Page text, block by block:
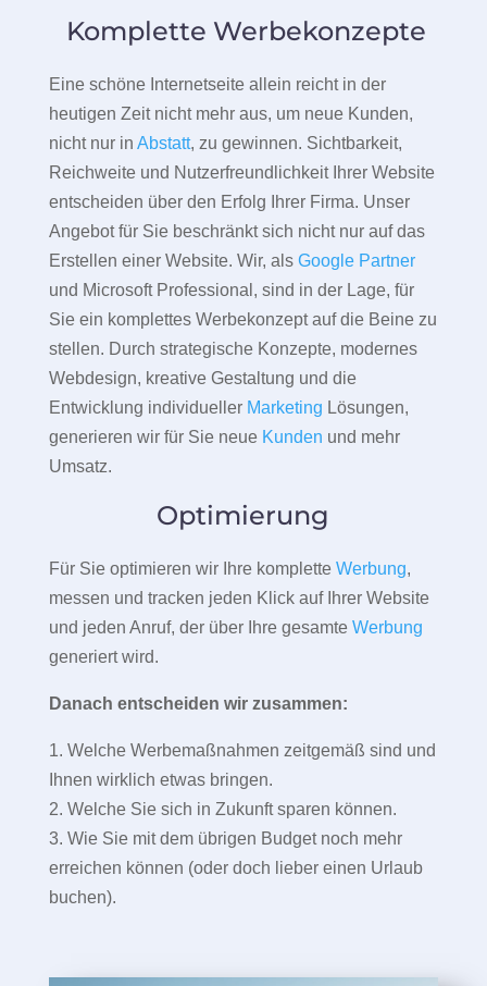
Komplette Werbekonzepte
Eine schöne Internetseite allein reicht in der
heutigen Zeit nicht mehr aus, um neue Kunden,
nicht nur in Abstatt, zu gewinnen. Sichtbarkeit,
Reichweite und Nutzerfreundlichkeit Ihrer Website
entscheiden über den Erfolg Ihrer Firma. Unser
Angebot für Sie beschränkt sich nicht nur auf das
Erstellen einer Website. Wir, als Google Partner
und Microsoft Professional, sind in der Lage, für
Sie ein komplettes Werbekonzept auf die Beine zu
stellen. Durch strategische Konzepte, modernes
Webdesign, kreative Gestaltung und die
Entwicklung individueller Marketing Lösungen,
generieren wir für Sie neue Kunden und mehr
Umsatz.
Optimierung
Für Sie optimieren wir Ihre komplette Werbung,
messen und tracken jeden Klick auf Ihrer Website
und jeden Anruf, der über Ihre gesamte Werbung
generiert wird.
Danach entscheiden wir zusammen:
1. Welche Werbemaßnahmen zeitgemäß sind und
Ihnen wirklich etwas bringen.
2. Welche Sie sich in Zukunft sparen können.
3. Wie Sie mit dem übrigen Budget noch mehr
erreichen können (oder doch lieber einen Urlaub
buchen).